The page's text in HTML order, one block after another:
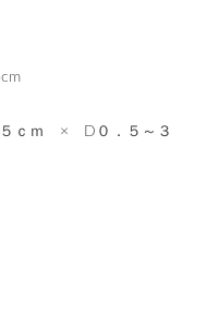
ｃｍ × D０．５～３